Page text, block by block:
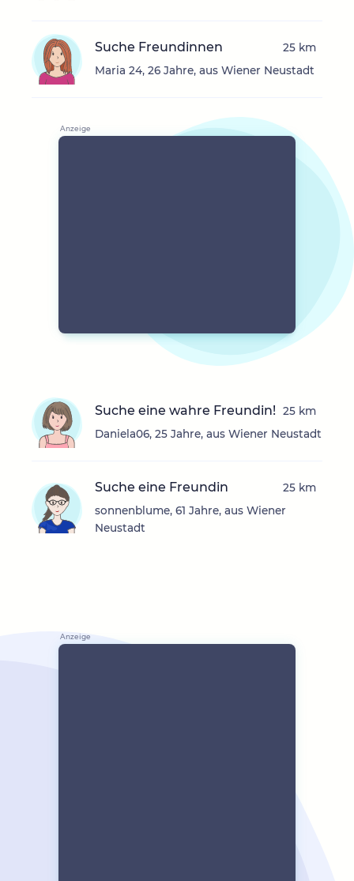
Suche Freundinnen
Maria 24, 26 Jahre, aus Wiener Neustadt
25 km
Suche eine wahre Freundin!
Daniela06, 25 Jahre, aus Wiener Neustadt
25 km
Suche eine Freundin
sonnenblume, 61 Jahre, aus Wiener
Neustadt
25 km